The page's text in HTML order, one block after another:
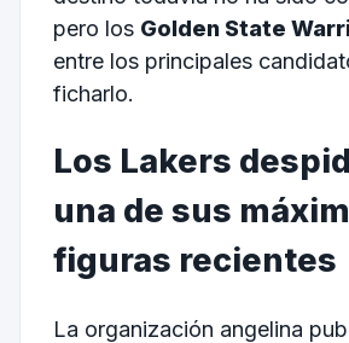
pero los Golden State
entre los principales
ficharlo.
Los Lakers
una de sus
figuras recientes
La organización angelina